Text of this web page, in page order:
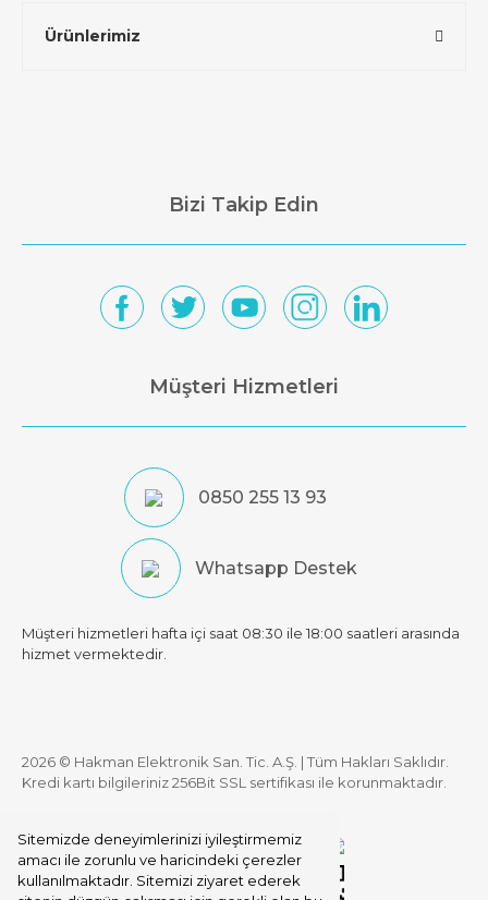
Sitemizde deneyimlerinizi iyileştirmemiz
amacı ile zorunlu ve haricindeki çerezler
kullanılmaktadır. Sitemizi ziyaret ederek
Ürünlerimiz
Bizi Takip Edin
Müşteri Hizmetleri
0850 255 13 93
Whatsapp Destek
Müşteri hizmetleri hafta içi saat 08:30 ile 18:00 saatleri arasında
hizmet vermektedir.
2026 © Hakman Elektronik San. Tic. A.Ş. | Tüm Hakları Saklıdır.
Kredi kartı bilgileriniz 256Bit SSL sertifikası ile korunmaktadır.